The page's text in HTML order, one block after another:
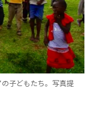
の子どもたち。写真提